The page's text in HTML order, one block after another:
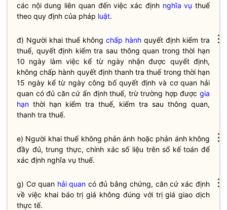
các nội dung liên quan đến việc xác định nghĩa vụ thuế
theo quy định của pháp luật.
đ) Người khai thuế không chấp hành quyết định kiểm tra
thuế, quyết định kiểm tra sau thông quan trong thời hạn
10 ngày làm việc kể từ ngày nhận được quyết định,
khôngchấp hành quyết định thanh tra thuế trong thời hạn
15 ngày kể từ ngày công bố quyết định và cơ quan hải
quan có đủ căn cứ ấn định thuế, trừ trường hợp được gia
hạn thời hạn kiểm tra thuế, kiểm tra sau thông quan,
thanh tra thuế.
e) Người khai thuế không phản ánh hoặc phản ánh không
đầy đủ, trung thực, chính xác số liệu trên sổ kế toán để
xác định nghĩa vụ thuế.
g) Cơ quan hải quan có đủ bằng chứng, căn cứ xác định
về việc khai báo trị giá không đúng với trị giá giao dịch
thực tế.
⋮
⋮
⋮